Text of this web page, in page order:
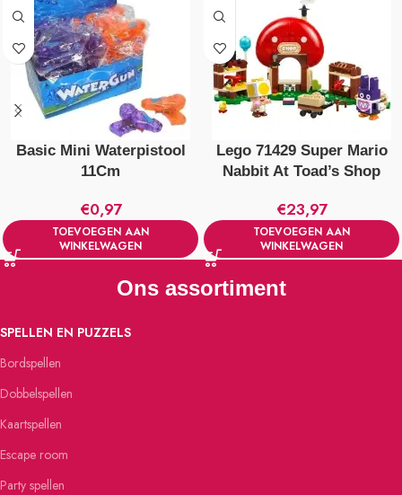
Basic Mini Waterpistool
11Cm
€0,97
TOEVOEGEN AAN
WINKELWAGEN
Lego 71429 Super Mario
Nabbit At Toad’s Shop
€23,97
TOEVOEGEN AAN
WINKELWAGEN
Ons assortiment
SPELLEN EN PUZZELS
Bordspellen
Dobbelspellen
Kaartspellen
Escape room
Party spellen